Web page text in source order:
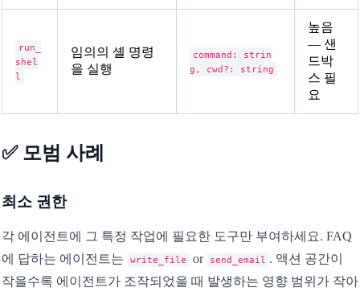
run_
shel
l
임의의 셸 명령
을 실행
command: strin
g, cwd?: string
높음
— 샌
드박
스 필
요
✅ 모범 사례
최소 권한
각 에이전트에 그 특정 작업에 필요한 도구만 부여하세요. FAQ
에 답하는 에이전트는
write_file or send_email . 액션 공간이
작을수록 에이전트가 조작되었을 때 발생하는 영향 범위가 작아